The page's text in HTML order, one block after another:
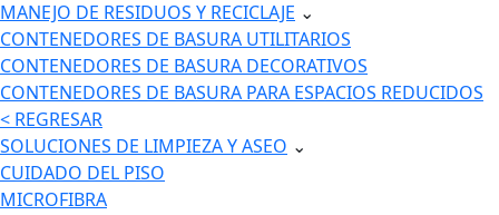
MANEJO DE RESIDUOS Y RECICLAJE ⌄
CONTENEDORES DE BASURA UTILITARIOS
CONTENEDORES DE BASURA DECORATIVOS
CONTENEDORES DE BASURA PARA ESPACIOS REDUCIDOS
< REGRESAR
SOLUCIONES DE LIMPIEZA Y ASEO ⌄
CUIDADO DEL PISO
MICROFIBRA